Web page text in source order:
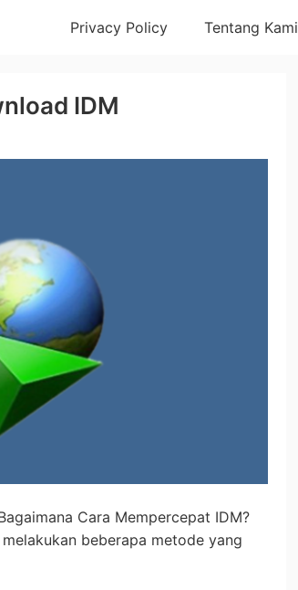
Privacy Policy Tentang Kami
IDM
Cara Mempercepat IDM?
beberapa metode yang